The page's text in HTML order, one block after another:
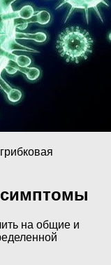
на общие и